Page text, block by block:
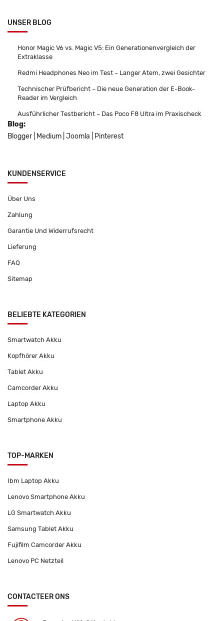
UNSER BLOG
Honor Magic V6 vs. Magic V5: Ein Generationenvergleich der
Extraklasse
Redmi Headphones Neo im Test – Langer Atem, zwei Gesichter
Technischer Prüfbericht – Die neue Generation der E-Book-
Reader im Vergleich
Ausführlicher Testbericht – Das Poco F8 Ultra im Praxischeck
Blog:
Blogger
Medium Joomla Pinterest
KUNDENSERVICE
Über Uns
Zahlung
Garantie Und Widerrufsrecht
Lieferung
FAQ
Sitemap
BELIEBTE KATEGORIEN
Smartwatch Akku
Kopfhörer Akku
Tablet Akku
Camcorder Akku
Laptop Akku
Smartphone Akku
TOP-MARKEN
Ibm Laptop Akku
Lenovo Smartphone Akku
LG Smartwatch Akku
Samsung Tablet Akku
Fujifilm Camcorder Akku
Lenovo PC Netzteil
CONTACTEER ONS